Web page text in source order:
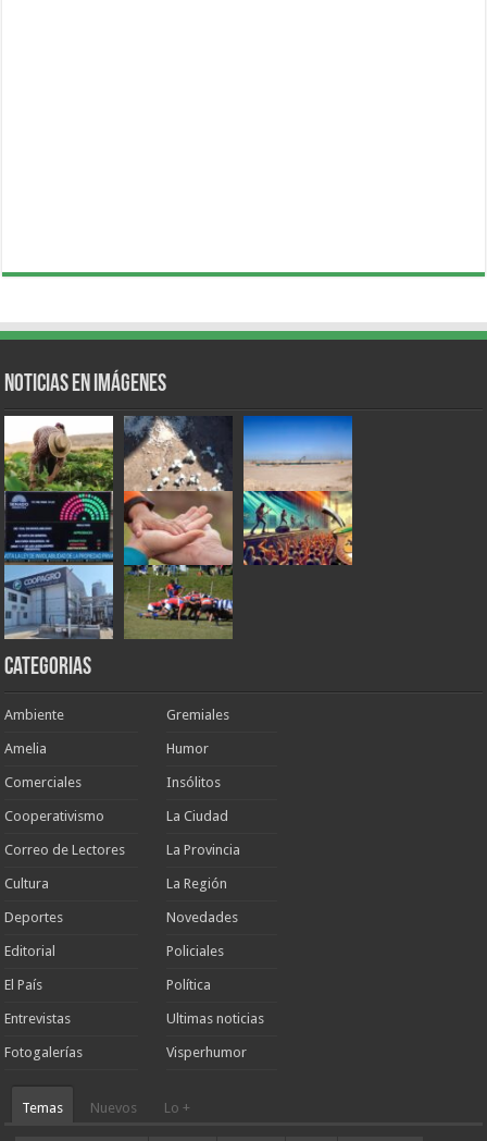
Noticias en Imágenes
Categorias
Ambiente
Amelia
Comerciales
Cooperativismo
Correo de Lectores
Cultura
Deportes
Editorial
El País
Entrevistas
Fotogalerías
Gremiales
Humor
Insólitos
La Ciudad
La Provincia
La Región
Novedades
Policiales
Política
Ultimas noticias
Visperhumor
Temas Nuevos Lo +